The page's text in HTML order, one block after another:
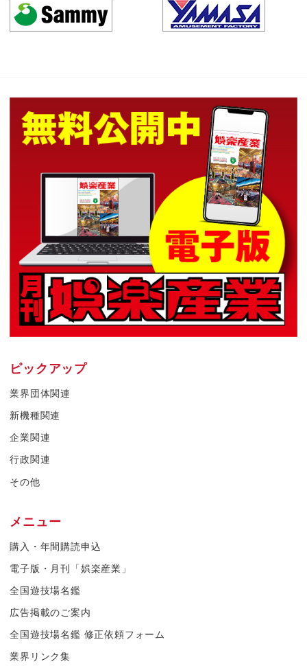
ピックアップ
業界団体関連
新機種関連
企業関連
行政関連
その他
メニュー
購入・年間購読申込
電子版・月刊「娯楽産業」
全国遊技場名鑑
広告掲載のご案内
全国遊技場名鑑 修正依頼フォーム
業界リンク集